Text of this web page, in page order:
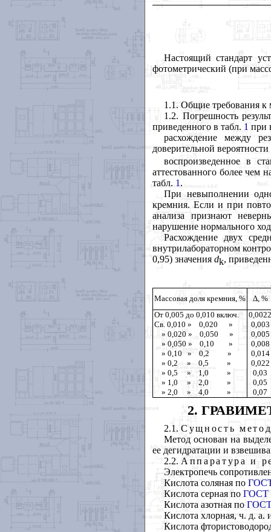
Настоящий стандарт
фотометрический (при
1.1. Общие требования к
1.2. Погрешность
приведенного в табл. 1 при
расхождение между
доверительной вероятности
воспроизведенное в
аттестованного более чем
табл. 1 .
При невыполнении
кремния. Если и при
анализа признают
нарушение нормального
Расхождение двух
внутрилабораторном
0,95) значения dk,
Массовая доля кремния, %
Δ, %
От 0,005 до 0,010 включ.
0,0022
Св. 0,010 » 0,020 »
0,003
» 0,020 » 0,050 »
0,005
» 0,050 » 0,10 »
0,008
» 0,10 » 0,2 »
0,014
» 0,2 » 0,5 »
0,022
» 0,5 » 1,0 »
0,03
» 1,0 » 2,0 »
0,05
» 2,0 » 4,0 »
0,07
2.
2.1. Сущность
Метод основан на
ее дегидратации и
2.2. Аппаратура и
Электропечь
Кислота соляная по
Кислота серная по ГОСТ
Кислота азотная поГОСТ
Кислота хлорная, ч. д. а.
Кислота